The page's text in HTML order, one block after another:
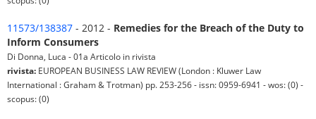
11573/138387 - 2012 - Remedies for the Breach of the Duty to
Inform Consumers
Di Donna, Luca - 01a Articolo in rivista
rivista: EUROPEAN BUSINESS LAW REVIEW (London : Kluwer Law
International : Graham & Trotman) pp. 253-256 - issn: 0959-6941 - wos: (0) -
scopus: (0)